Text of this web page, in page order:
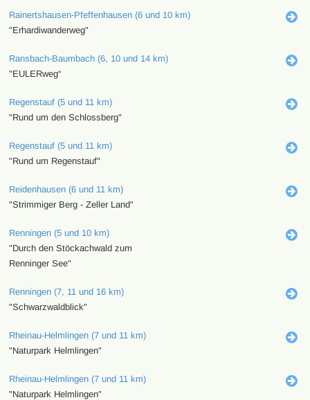
Rainertshausen-Pfeffenhausen (6 und 10 km)
"Erhardiwanderweg"
Ransbach-Baumbach (6, 10 und 14 km)
"EULERweg“
Regenstauf (5 und 11 km)
"Rund um den Schlossberg"
Regenstauf (5 und 11 km)
"Rund um Regenstauf"
Reidenhausen (6 und 11 km)
"Strimmiger Berg - Zeller Land"
Renningen (5 und 10 km)
"Durch den Stöckachwald zum
Renninger See"
Renningen (7, 11 und 16 km)
"Schwarzwaldblick"
Rheinau-Helmlingen (7 und 11 km)
"Naturpark Helmlingen"
Rheinau-Helmlingen (7 und 11 km)
"Naturpark Helmlingen"